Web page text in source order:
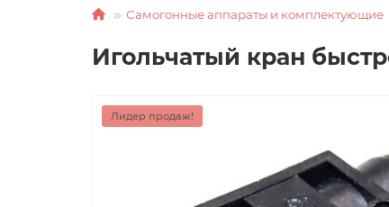
Самогонные аппараты и комплектующие
Игольчатый кран
Лидер продаж!